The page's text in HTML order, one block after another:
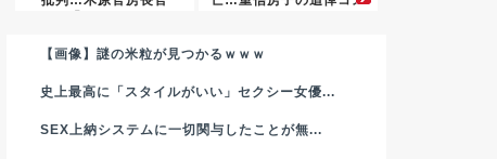
【画像】謎の米粒が見つかるｗｗｗ
史上最高に「スタイルがいい」セクシー女優...
SEX上納システムに一切関与したことが無...